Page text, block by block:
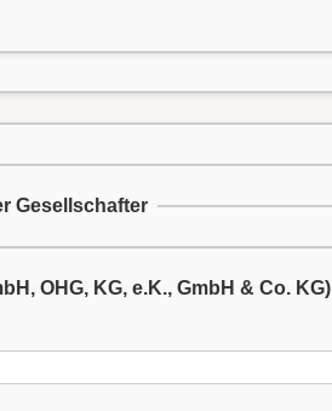
Gesellschafter
OHG, KG, e.K., GmbH & Co. KG)